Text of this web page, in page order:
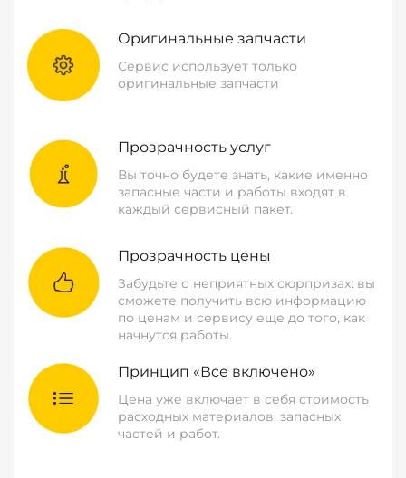
Оригинальные запчасти
Сервис использует только
оригинальные запчасти
Прозрачность услуг
Вы точно будете знать, какие именно
запасные части и работы входят в
каждый сервисный пакет.
Прозрачность цены
Забудьте о неприятных сюрпризах: вы
сможете получить всю информацию
по ценам и сервису еще до того, как
начнутся работы.
Принцип «Все включено»
Цена уже включает в себя стоимость
расходных материалов, запасных
частей и работ.